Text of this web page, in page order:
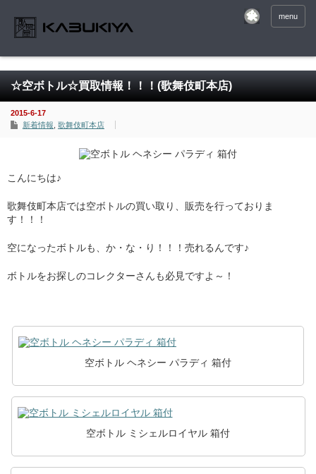
menu
☆空ボトル☆買取情報！！！(歌舞伎町本店)
2015-6-17
新着情報 歌舞伎町本店
こんにちは♪
歌舞伎町本店では空ボトルの買い取り、販売を行っておりま
す！！！
空になったボトルも、か・な・り！！！売れるんです♪
ボトルをお探しのコレクターさんも必見ですよ～！
空ボトル ヘネシー パラディ 箱付
空ボトル ミシェルロイヤル 箱付